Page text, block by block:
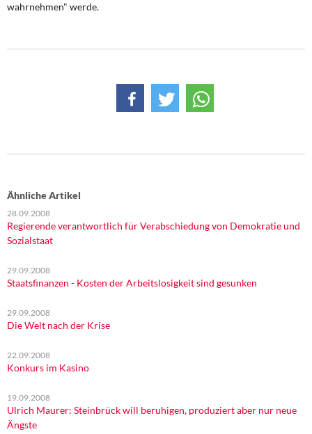
wahrnehmen" werde.
Ähnliche Artikel
28.09.2008
Regierende verantwortlich für Verabschiedung von Demokratie und
Sozialstaat
29.09.2008
Staatsfinanzen - Kosten der Arbeitslosigkeit sind gesunken
29.09.2008
Die Welt nach der Krise
22.09.2008
Konkurs im Kasino
19.09.2008
Ulrich Maurer: Steinbrück will beruhigen, produziert aber nur neue
Ängste